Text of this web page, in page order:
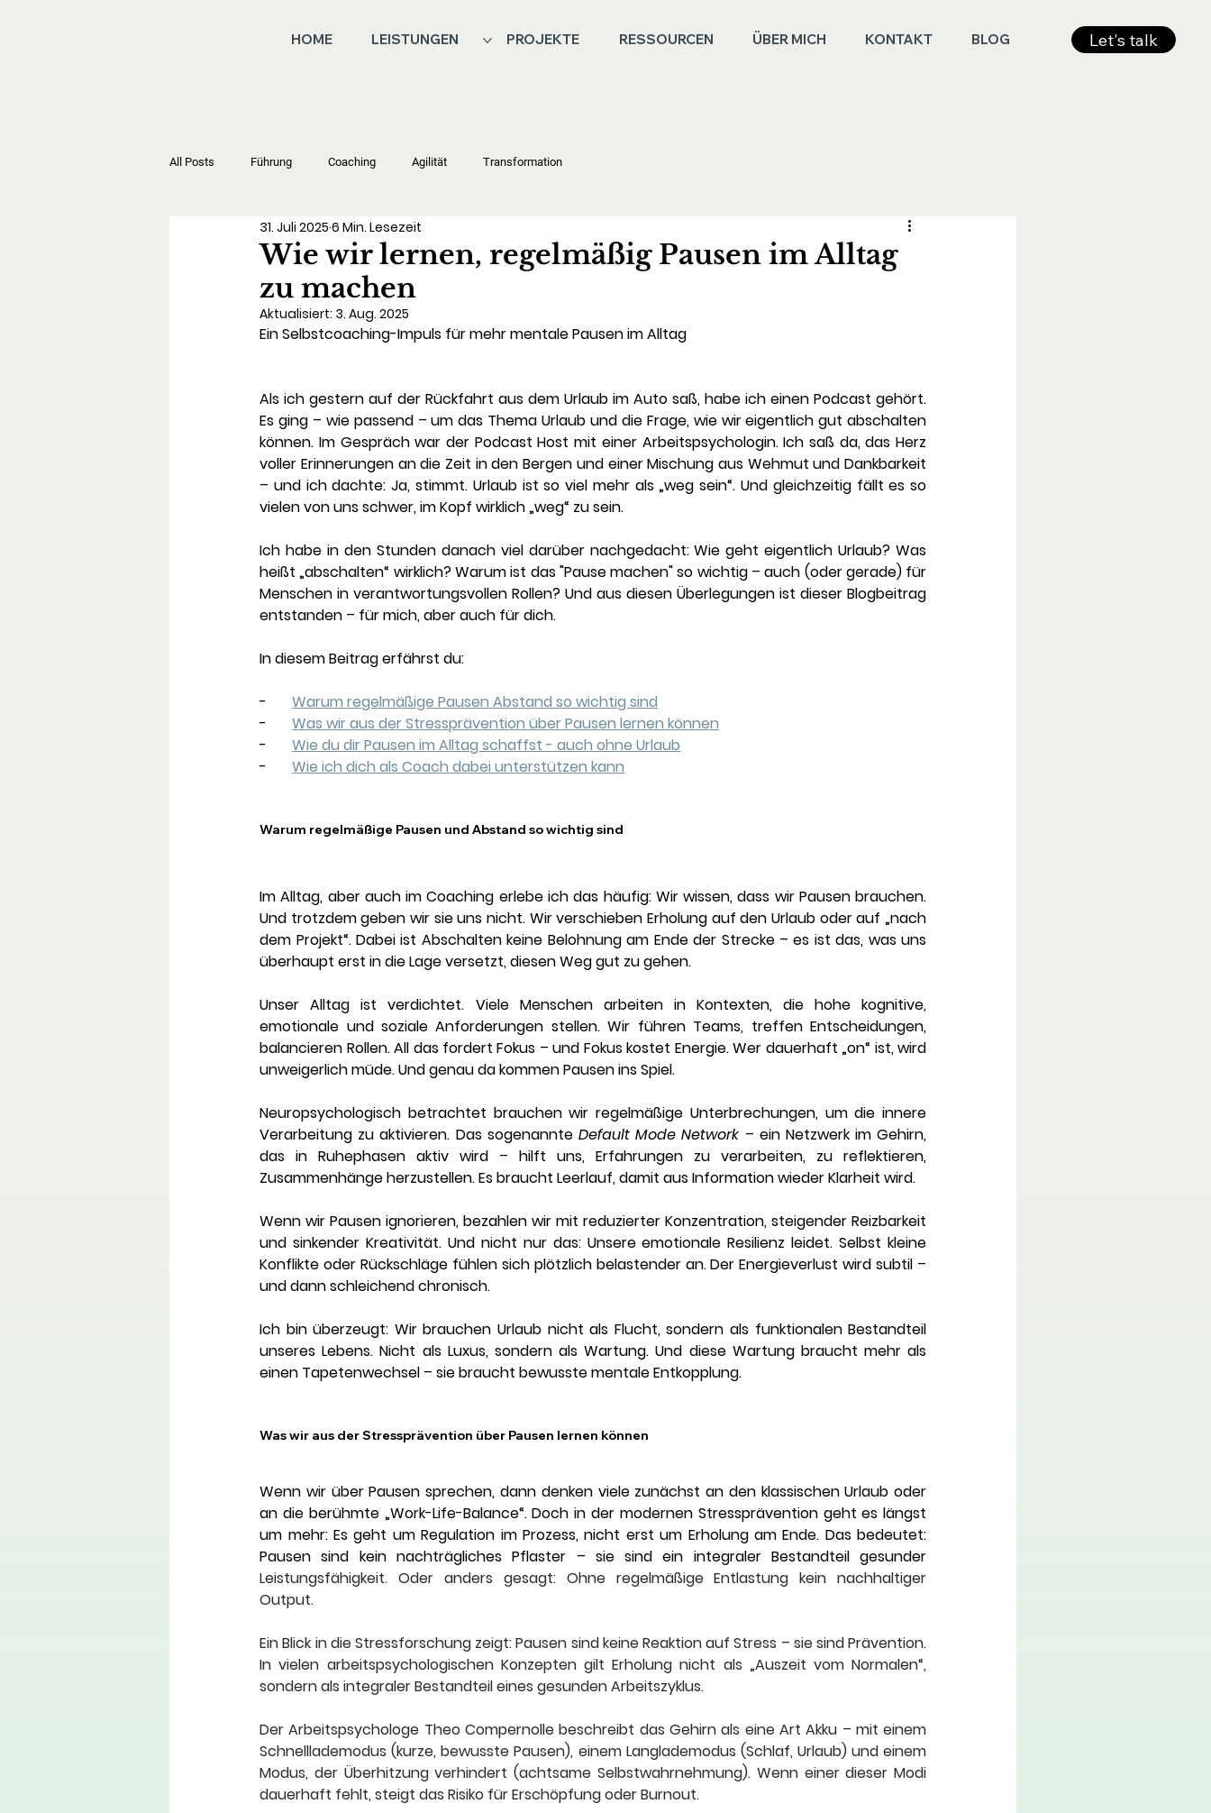
HOME LEISTUNGEN PROJEKTE RESSOURCEN ÜBER MICH KONTAKT BLOG Let's talk
All Posts Führung Coaching Agilität Transformation
Wie wir lernen, regelmäßig Pausen im Alltag
zu machen
31. Juli 20256 Min. Lesezeit
Aktualisiert: 3. Aug. 2025
Ein Selbstcoaching-Impuls für mehr mentale Pausen im Alltag
Als ich gestern auf der Rückfahrt aus dem Urlaub im Auto saß, habe ich einen Podcast gehört.
Es ging – wie passend – um das Thema Urlaub und die Frage, wie wir eigentlich gut abschalten
können. Im Gespräch war der Podcast Host mit einer Arbeitspsychologin. Ich saß da, das Herz
voller Erinnerungen an die Zeit in den Bergen und einer Mischung aus Wehmut und Dankbarkeit
– und ich dachte: Ja, stimmt. Urlaub ist so viel mehr als „weg sein“. Und gleichzeitig fällt es so
vielen von uns schwer, im Kopf wirklich „weg“ zu sein.
Ich habe in den Stunden danach viel darüber nachgedacht: Wie geht eigentlich Urlaub? Was
heißt „abschalten“ wirklich? Warum ist das "Pause machen" so wichtig – auch (oder gerade) für
Menschen in verantwortungsvollen Rollen? Und aus diesen Überlegungen ist dieser Blogbeitrag
entstanden – für mich, aber auch für dich.
In diesem Beitrag erfährst du:
- Warum regelmäßige Pausen Abstand so wichtig sind
- Was wir aus der Stressprävention über Pausen lernen können
- Wie du dir Pausen im Alltag schaffst - auch ohne Urlaub
- Wie ich dich als Coach dabei unterstützen kann
Warum regelmäßige Pausen und Abstand so wichtig sind
Im Alltag, aber auch im Coaching erlebe ich das häufig: Wir wissen, dass wir Pausen brauchen.
Und trotzdem geben wir sie uns nicht. Wir verschieben Erholung auf den Urlaub oder auf „nach
dem Projekt“. Dabei ist Abschalten keine Belohnung am Ende der Strecke – es ist das, was uns
überhaupt erst in die Lage versetzt, diesen Weg gut zu gehen.
Unser Alltag ist verdichtet. Viele Menschen arbeiten in Kontexten, die hohe kognitive,
emotionale und soziale Anforderungen stellen. Wir führen Teams, treffen Entscheidungen,
balancieren Rollen. All das fordert Fokus – und Fokus kostet Energie. Wer dauerhaft „on“ ist, wird
unweigerlich müde. Und genau da kommen Pausen ins Spiel.
Neuropsychologisch betrachtet brauchen wir regelmäßige Unterbrechungen, um die innere
Verarbeitung zu aktivieren. Das sogenannte Default Mode Network – ein Netzwerk im Gehirn,
das in Ruhephasen aktiv wird – hilft uns, Erfahrungen zu verarbeiten, zu reflektieren,
Zusammenhänge herzustellen. Es braucht Leerlauf, damit aus Information wieder Klarheit wird.
Wenn wir Pausen ignorieren, bezahlen wir mit reduzierter Konzentration, steigender Reizbarkeit
und sinkender Kreativität. Und nicht nur das: Unsere emotionale Resilienz leidet. Selbst kleine
Konflikte oder Rückschläge fühlen sich plötzlich belastender an. Der Energieverlust wird subtil –
und dann schleichend chronisch.
Ich bin überzeugt: Wir brauchen Urlaub nicht als Flucht, sondern als funktionalen Bestandteil
unseres Lebens. Nicht als Luxus, sondern als Wartung. Und diese Wartung braucht mehr als
einen Tapetenwechsel – sie braucht bewusste mentale Entkopplung.
Was wir aus der Stressprävention über Pausen lernen können
Wenn wir über Pausen sprechen, dann denken viele zunächst an den klassischen Urlaub oder
an die berühmte „Work-Life-Balance“. Doch in der modernen Stressprävention geht es längst
um mehr: Es geht um Regulation im Prozess, nicht erst um Erholung am Ende. Das bedeutet:
Leistungsfähigkeit. Oder anders gesagt: Ohne regelmäßige Entlastung kein nachhaltiger
Output.
Ein Blick in die Stressforschung zeigt: Pausen sind keine Reaktion auf Stress – sie sind Prävention.
In vielen arbeitspsychologischen Konzepten gilt Erholung nicht als „Auszeit vom Normalen“,
sondern als integraler Bestandteil eines gesunden Arbeitszyklus.
Der Arbeitspsychologe Theo Compernolle beschreibt das Gehirn als eine Art Akku – mit einem
Schnelllademodus (kurze, bewusste Pausen), einem Langlademodus (Schlaf, Urlaub) und einem
Modus, der Überhitzung verhindert (achtsame Selbstwahrnehmung). Wenn einer dieser Modi
dauerhaft fehlt, steigt das Risiko für Erschöpfung oder Burnout.